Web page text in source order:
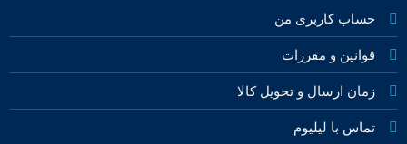
حساب کاربری من
قوانین و مقررات
زمان ارسال و تحویل کالا
تماس با لیلیوم